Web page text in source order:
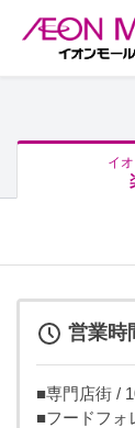
イ
営業時
■専門店街 /
■フードフォ